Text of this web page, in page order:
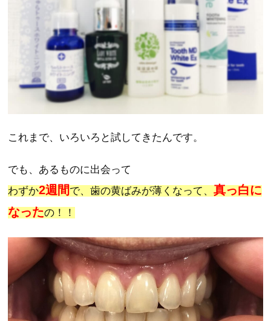
これまで、いろいろと試してきたんです。
でも、あるものに出会って
わずか2週間 で、歯の黄ばみが薄くなって、真っ白に
なったの！！